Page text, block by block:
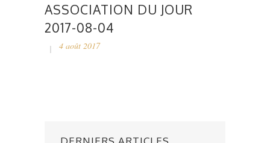
ASSOCIATION DU JOUR
2017-08-04
4 août 2017